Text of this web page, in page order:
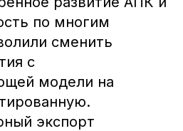
по многим
сменить
с
модели на
экспорт